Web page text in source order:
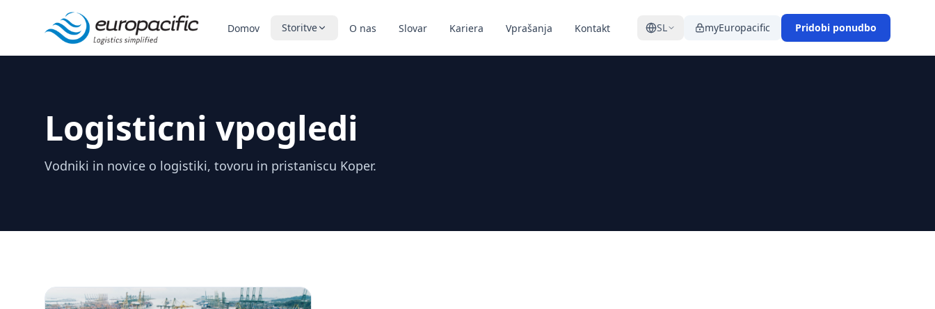
Domov Storitve O nas Slovar Kariera Vprašanja Kontakt SL myEuropacific Pridobi ponudbo
Logisticni vpogledi
Vodniki in novice o logistiki, tovoru in pristaniscu Koper.